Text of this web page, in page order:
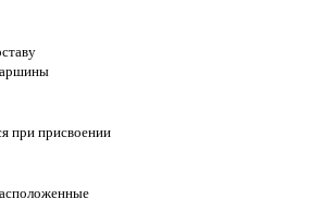
при присвоении